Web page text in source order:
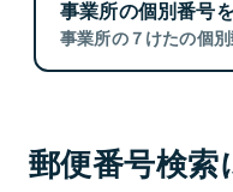
事業所の個別番号
事業所の７けたの個
郵便番号検索